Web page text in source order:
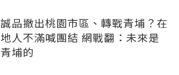
誠品撤出桃園市區、轉戰青埔？在
地人不滿喊團結 網戰翻：未來是
青埔的